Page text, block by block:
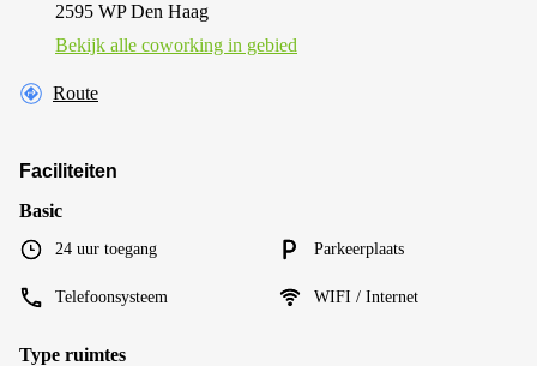
2595 WP Den Haag
Bekijk alle сoworking in gebied
Route
Faciliteiten
Basic
24 uur toegang Parkeerplaats
Telefoonsysteem WIFI / Internet
Type ruimtes